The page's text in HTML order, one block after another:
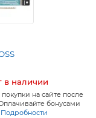
в наличии
на сайте после
бонусами
Подробности